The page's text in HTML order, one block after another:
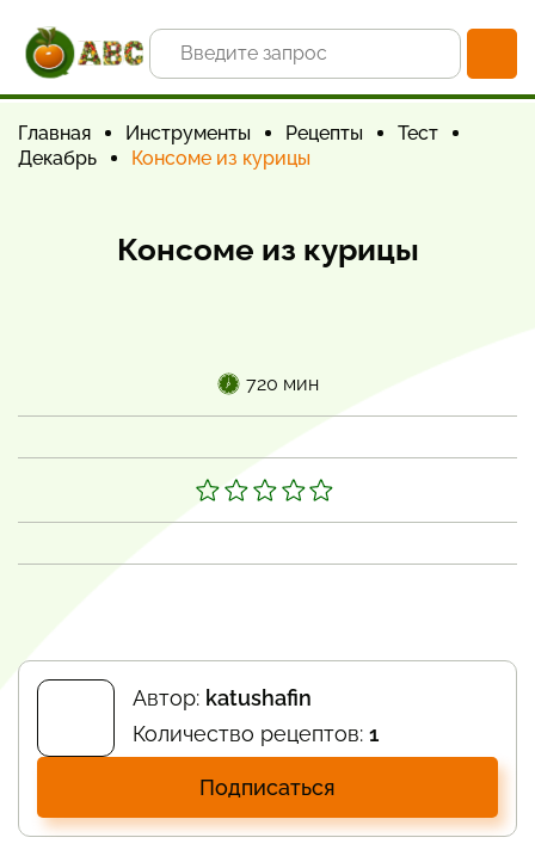
Главная Инструменты Рецепты
Тест
Декабрь
Консоме из курицы
Консоме из курицы
720 мин
Автор: katushafin
Количество рецептов: 1
Подписаться